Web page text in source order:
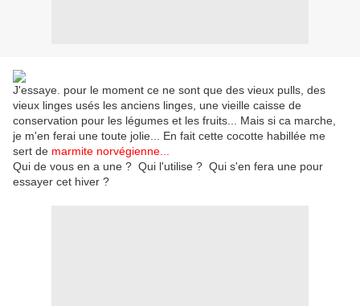
J'essaye. pour le moment ce ne sont que des vieux pulls, des
vieux linges usés les anciens linges, une vieille caisse de
conservation pour les légumes et les fruits... Mais si ca marche,
je m'en ferai une toute jolie... En fait cette cocotte habillée me
sert de marmite norvégienne...
Qui de vous en a une ? Qui l'utilise ? Qui s'en fera une pour
essayer cet hiver ?